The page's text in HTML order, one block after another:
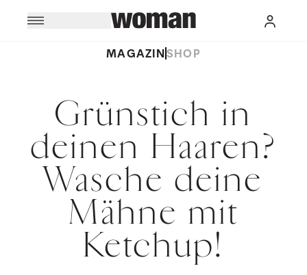
MAGAZINSHOP
Grünstich in
deinen Haaren?
Wasche deine
Mähne mit
Ketchup!